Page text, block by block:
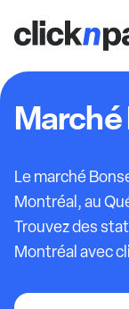
Le marché
Montréal, au
Trouvez des
Montréal avec